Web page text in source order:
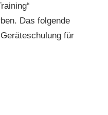
Das folgende
für